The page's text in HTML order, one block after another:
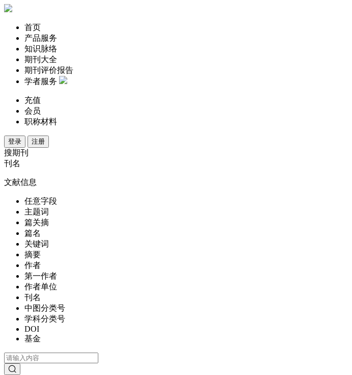
首页
产品服务
知识脉络
期刊大全
期刊评价报告
学者服务
充值
会员
职称材料
登录 注册
搜期刊
刊名
文献信息
任意字段
主题词
篇关摘
篇名
关键词
摘要
作者
第一作者
作者单位
刊名
中图分类号
学科分类号
DOI
基金